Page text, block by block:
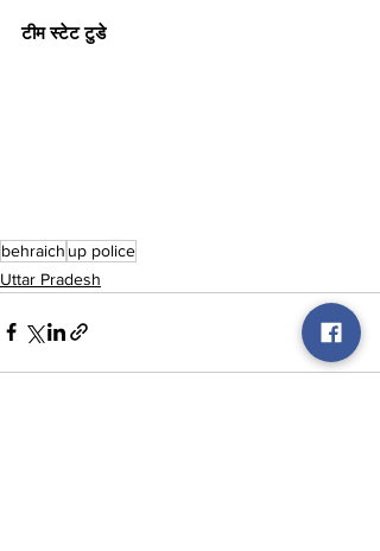
टीम स्टेट टुडे
behraich up police
Uttar Pradesh